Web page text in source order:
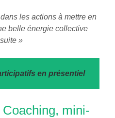
les actions à mettre en
belle énergie collective
»
en présentiel
mini-